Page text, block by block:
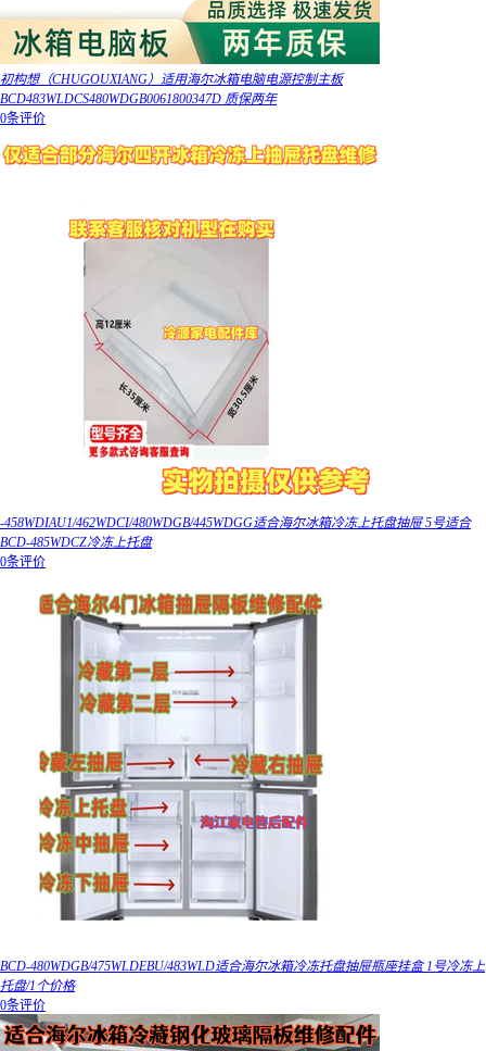
初构想（CHUGOUXIANG）适用海尔冰箱电脑电源控制主板
BCD483WLDCS480WDGB0061800347D 质保两年
0条评价
-458WDIAU1/462WDCI/480WDGB/445WDGG适合海尔冰箱冷冻上托盘抽屉 5号适合
BCD-485WDCZ冷冻上托盘
0条评价
BCD-480WDGB/475WLDEBU/483WLD适合海尔冰箱冷冻托盘抽屉瓶座挂盒 1号冷冻上
托盘/1个价格
0条评价